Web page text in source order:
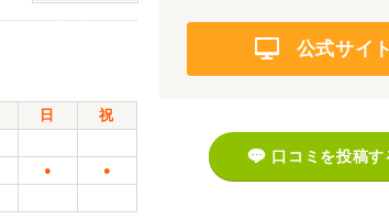
日
祝
● ●
公式サイト
口コミを投稿す